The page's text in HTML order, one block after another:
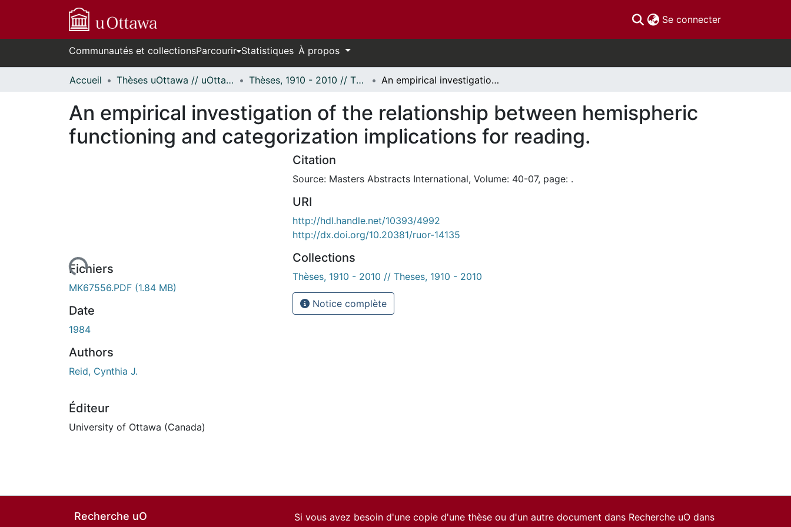
Se connecter(current)
Communautés et collectionsParcourir Statistiques À propos
Accueil Thèses uOttawa // uOttawa Theses Thèses, 1910 - 2010 // Theses, 1910 - 2010 An empirical investigation of the relationship between hemispheric functioning and categorization implications for reading.
An empirical investigation of the relationship between hemispheric
functioning and categorization implications for reading.
de chargement...Fichiers
MK67556.PDF (1.84 MB)
Date
1984
Authors
Reid, Cynthia J.
Éditeur
University of Ottawa (Canada)
Citation
Source: Masters Abstracts International, Volume: 40-07, page: .
URI
http://hdl.handle.net/10393/4992
http://dx.doi.org/10.20381/ruor-14135
Collections
Thèses, 1910 - 2010 // Theses, 1910 - 2010
Notice complète
Recherche uO
Si vous avez besoin d'une copie d'une thèse ou d'un autre document dans Recherche uO dans